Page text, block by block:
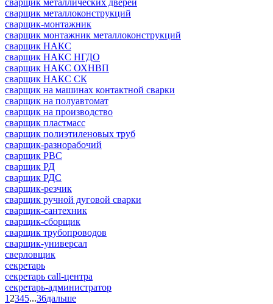
сварщик металлоконструкций
сварщик-монтажник
сварщик монтажник металлоконструкций
сварщик НАКС
сварщик НАКС НГДО
сварщик НАКС ОХНВП
сварщик НАКС СК
сварщик на машинах контактной сварки
сварщик на полуавтомат
сварщик на производство
сварщик пластмасс
сварщик полиэтиленовых труб
сварщик-разнорабочий
сварщик РВС
сварщик РД
сварщик РДС
сварщик-резчик
сварщик ручной дуговой сварки
сварщик-сантехник
сварщик-сборщик
сварщик трубопроводов
сварщик-универсал
сверловщик
секретарь
секретарь call-центра
секретарь-администратор
1 2345...36дальше